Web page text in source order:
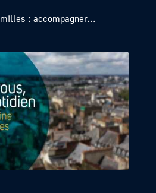
: accompagner...